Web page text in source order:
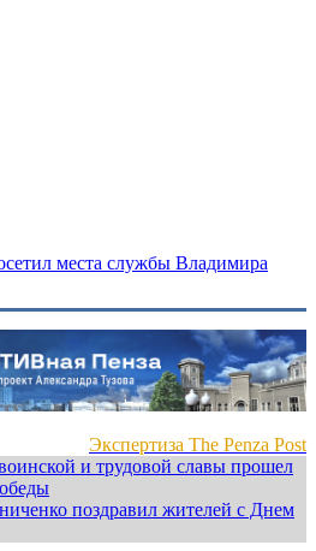
места службы Владимира
Экспертиза The Penza Post
и трудовой славы прошел
поздравил жителей с Днем